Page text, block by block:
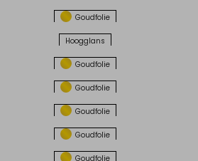
Goudfolie
Hoogglans
Goudfolie
Goudfolie
Goudfolie
Goudfolie
Goudfolie